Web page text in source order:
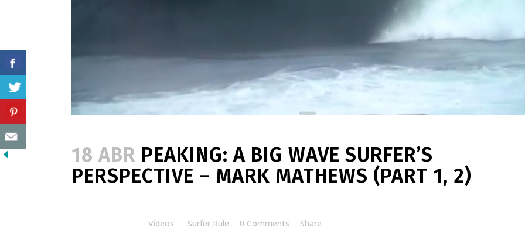
18 ABR PEAKING: A BIG WAVE SURFER’S
PERSPECTIVE – MARK MATHEWS (PART 1, 2)
Vídeos Surfer Rule 0 Comments Share